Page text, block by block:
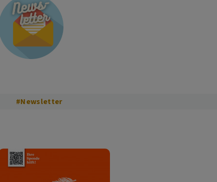
#Newsletter